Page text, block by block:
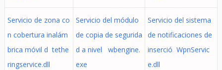
Servicio de zona co
n cobertura inalám
brica móvil d tethe
ringservice.dll
Servicio del módulo
de copia de segurida
d a nivel wbengine.
exe
Servicio del sistema
de notificaciones de
inserció WpnServic
e.dll